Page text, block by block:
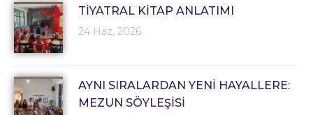
TİYATRAL KİTAP ANLATIMI
24 Haz, 2026
AYNI SIRALARDAN YENİ HAYALLERE:
MEZUN SÖYLEŞİSİ